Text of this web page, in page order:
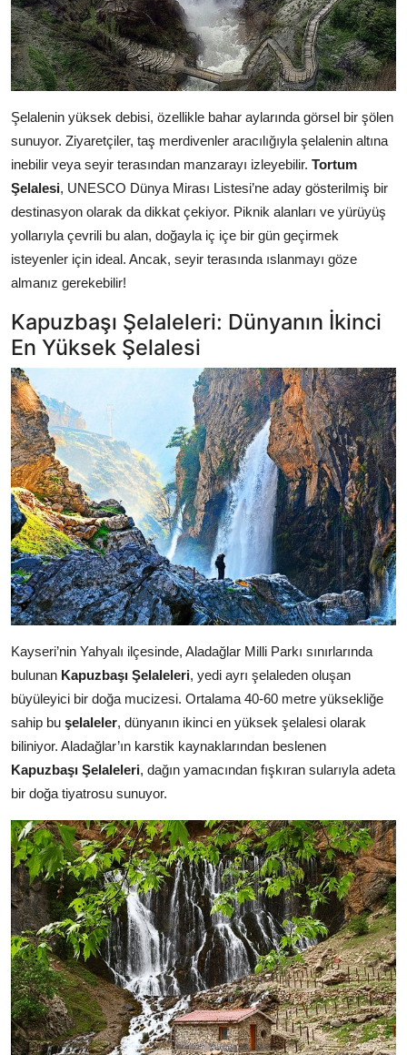
Şelalenin yüksek debisi, özellikle bahar aylarında görsel bir şölen
sunuyor. Ziyaretçiler, taş merdivenler aracılığıyla şelalenin altına
inebilir veya seyir terasından manzarayı izleyebilir. Tortum
Şelalesi, UNESCO Dünya Mirası Listesi’ne aday gösterilmiş bir
destinasyon olarak da dikkat çekiyor. Piknik alanları ve yürüyüş
yollarıyla çevrili bu alan, doğayla iç içe bir gün geçirmek
isteyenler için ideal. Ancak, seyir terasında ıslanmayı göze
almanız gerekebilir!
Kapuzbaşı Şelaleleri: Dünyanın İkinci
En Yüksek Şelalesi
Kayseri’nin Yahyalı ilçesinde, Aladağlar Milli Parkı sınırlarında
bulunan Kapuzbaşı Şelaleleri, yedi ayrı şelaleden oluşan
büyüleyici bir doğa mucizesi. Ortalama 40-60 metre yüksekliğe
sahip bu şelaleler, dünyanın ikinci en yüksek şelalesi olarak
biliniyor. Aladağlar’ın karstik kaynaklarından beslenen
Kapuzbaşı Şelaleleri, dağın yamacından fışkıran sularıyla adeta
bir doğa tiyatrosu sunuyor.